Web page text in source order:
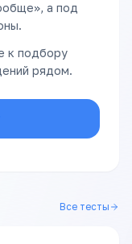
а под
к подбору
рядом.
Все тесты